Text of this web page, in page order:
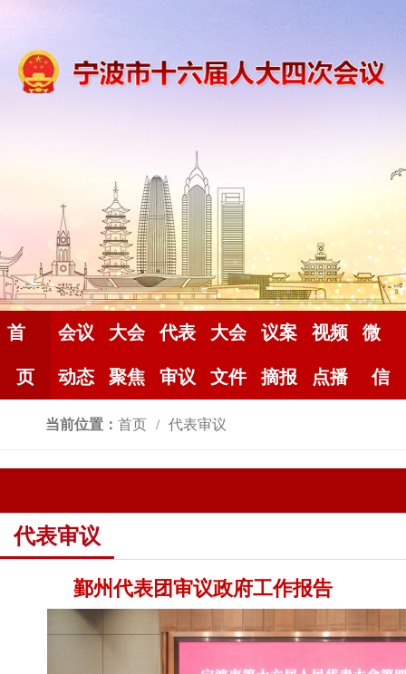
首
页
会议
动态
大会
聚焦
代表
审议
大会
文件
议案
摘报
视频
点播
微
信
当前位置： 首页 代表审议
代表审议
鄞州代表团审议政府工作报告